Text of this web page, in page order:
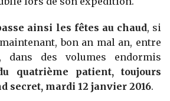
ainsi les fêtes au chaud, si
bon an mal an, entre
des volumes endormis
quatrième patient, toujours
secret, mardi 12 janvier 2016.